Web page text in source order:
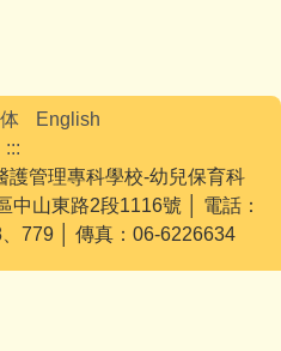
English
:::
管理專科學校-幼兒保育科
中山東路2段1116號 │ 電話：
779 │ 傳真：06-6226634